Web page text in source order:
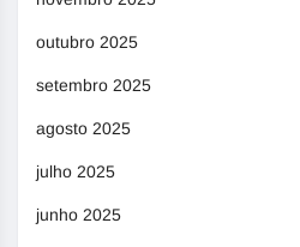
outubro 2025
setembro 2025
agosto 2025
julho 2025
junho 2025